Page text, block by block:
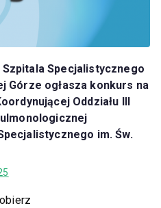
Specjalistycznego
Górze ogłasza konkurs na
Oddziału III
im. Św.